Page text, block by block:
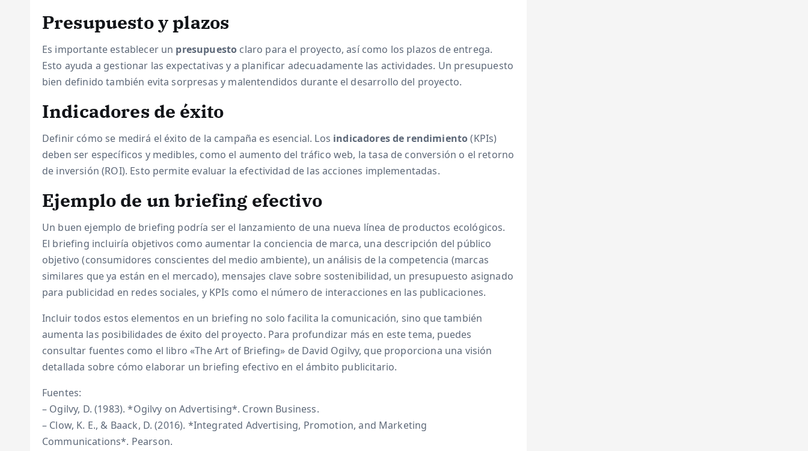
Presupuesto y plazos
Es importante establecer un presupuesto claro para el proyecto, así como los plazos de entrega.
Esto ayuda a gestionar las expectativas y a planificar adecuadamente las actividades. Un presupuesto
bien definido también evita sorpresas y malentendidos durante el desarrollo del proyecto.
Indicadores de éxito
Definir cómo se medirá el éxito de la campaña es esencial. Los indicadores de rendimiento(KPIs)
deben ser específicos y medibles, como el aumento del tráfico web, la tasa de conversión o el retorno
de inversión (ROI). Esto permite evaluar la efectividad de las acciones implementadas.
Ejemplo de un briefing efectivo
Un buen ejemplo de briefing podría ser el lanzamiento de una nueva línea de productos ecológicos.
El briefing incluiría objetivos como aumentar la conciencia de marca, una descripción del público
objetivo (consumidores conscientes del medio ambiente), un análisis de la competencia (marcas
similares que ya están en el mercado), mensajes clave sobre sostenibilidad, un presupuesto asignado
para publicidad en redes sociales, y KPIs como el número de interacciones en las publicaciones.
Incluir todos estos elementos en un briefing no solo facilita la comunicación, sino que también
aumenta las posibilidades de éxito del proyecto. Para profundizar más en este tema, puedes
consultar fuentes como el libro «The Art of Briefing» de David Ogilvy, que proporciona una visión
detallada sobre cómo elaborar un briefing efectivo en el ámbito publicitario.
Fuentes:
– Ogilvy, D. (1983). *Ogilvy on Advertising*. Crown Business.
– Clow, K. E., & Baack, D. (2016). *Integrated Advertising, Promotion, and Marketing
Communications*. Pearson.